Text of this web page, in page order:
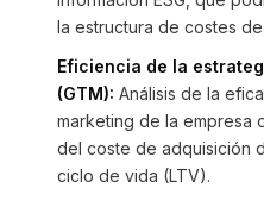
la estructura de costes
Eficiencia de la
(GTM): Análisis de la
marketing de la empresa
del coste de adquisición
ciclo de vida (LTV).